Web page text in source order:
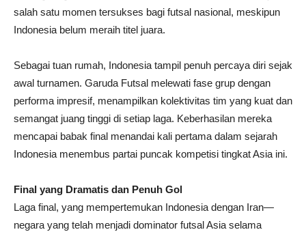
salah satu momen tersukses bagi futsal nasional, meskipun
Indonesia belum meraih titel juara.
Sebagai tuan rumah, Indonesia tampil penuh percaya diri sejak
awal turnamen. Garuda Futsal melewati fase grup dengan
performa impresif, menampilkan kolektivitas tim yang kuat dan
semangat juang tinggi di setiap laga. Keberhasilan mereka
mencapai babak final menandai kali pertama dalam sejarah
Indonesia menembus partai puncak kompetisi tingkat Asia ini.
Final yang Dramatis dan Penuh Gol
Laga final, yang mempertemukan Indonesia dengan Iran—
negara yang telah menjadi dominator futsal Asia selama